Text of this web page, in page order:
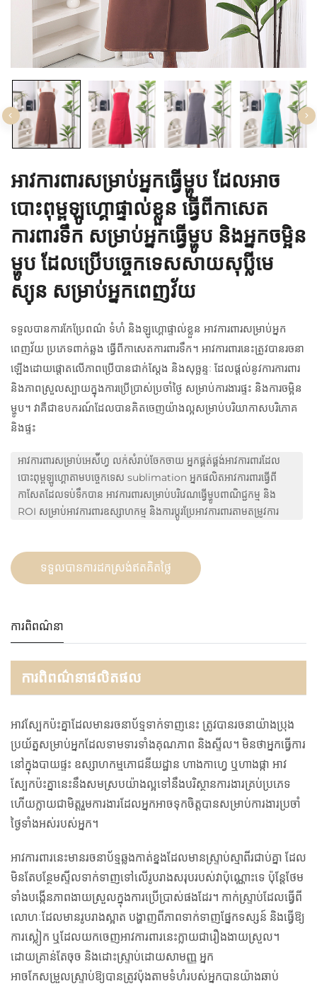
អាវការពារសម្រាប់អ្នកធ្វើម្ហូប ដែលអាច
បោះពុម្ពឡូហ្គោផ្ទាល់ខ្លួន ធ្វើពីកាសេត
ការពារទឹក សម្រាប់អ្នកធ្វើម្ហូប និងអ្នកចម្អិន
ម្ហូប ដែលប្រើបច្ចេកទេសសាយសុប្លីមេ
ស្យុន សម្រាប់អ្នកពេញវ័យ
ទទួលបានការកែប្រែពណ៌ ទំហំ និងឡូហ្គោផ្ទាល់ខ្លួន អាវការពារសម្រាប់អ្នក
ពេញវ័យ ប្រភេទពាក់ឆ្លង ធ្វើពីកាសេតការពារទឹក។ អាវការពារនេះត្រូវបានរចនា
ឡើងដោយផ្តោតលើភាពប្រើបានជាក់ស្តែង និងសុច្ឆន្ទៈ ដែលផ្តល់នូវការការពារ
និងភាពស្រួលស្បាយក្នុងការប្រើប្រាស់ប្រចាំថ្ងៃ សម្រាប់ការងារផ្ទះ និងការចម្អិន
ម្ហូប។ វាគឺជាឧបករណ៍ដែលបានគិតចេញយ៉ាងល្អសម្រាប់បរិយាកាសបរិភោគ
និងផ្ទះ
អាវការពារសម្រាប់អេស៉ីហ្វ លក់សំរាប់ចែកចាយ អ្នកផ្គត់ផ្គង់អាវការពារដែល
បោះពុម្ពឡូហ្គោតាមបច្ចេកទេស sublimation អ្នកផលិតអាវការពារធ្វើពី
កាសែតដែលទប់ទឹកបាន អាវការពារសម្រាប់បរិវេណធ្វើម្ហូបពាណិជ្ជកម្ម និង
ROI សម្រាប់អាវការពារឧស្សាហកម្ម និងការប្ដូរប្រែអាវការពារតាមតម្រូវការ
ទទួលបានការដកស្រង់ឥតគិតថ្លៃ
ការពិពណ៌នា
ការពិពណ៌នាផលិតផល
អាវស្បែកប៉ះគ្នាដែលមានរចនាប័ទ្មទាក់ទាញនេះ ត្រូវបានរចនាយ៉ាងប្រុង
ប្រយ័ត្នសម្រាប់អ្នកដែលទាមទារទាំងគុណភាព និងស្ទីល។ មិនថាអ្នកធ្វើការ
នៅក្នុងបាយផ្ទះ ឧស្សាហកម្មភោជនីយដ្ឋាន ហាងកាហ្វេ ឬហាងផ្កា អាវ
ស្បែកប៉ះគ្នានេះនឹងសមស្របយ៉ាងល្អទៅនឹងបរិស្ថានការងារគ្រប់ប្រភេទ
ហើយក្លាយជាមិត្តរួមការងារដែលអ្នកអាចទុកចិត្តបានសម្រាប់ការងារប្រចាំ
ថ្ងៃទាំងអស់របស់អ្នក។
អាវការពារនេះមានរចនាប័ទ្មឆ្លងកាត់ខ្នងដែលមានស្ទ្រាប់ស្មាពីរជាប់គ្នា ដែល
មិនតែបន្ថែមស្ទីលទាក់ទាញទៅលើរូបរាងសរុបរបស់វាប៉ុណ្ណោះទេ ប៉ុន្តែថែម
ទាំងបង្កើនភាពងាយស្រួលក្នុងការប្រើប្រាស់ផងដែរ។ កាក់ស្ទ្រាប់ដែលធ្វើពី
លោហៈដែលមានរូបរាងស្អាត បង្ហាញពីភាពទាក់ទាញផ្នែកទស្សន៍ និងធ្វើឱ្យ
ការស្លៀក ឬដែលយកចេញអាវការពារនេះក្លាយជារឿងងាយស្រួល។
ដោយគ្រាន់តែចុច និងដោះស្ទ្រាប់ដោយសាមញ្ញ អ្នក
អាចកែសម្រួលស្ទ្រាប់ឱ្យបានត្រូវប៉ុងតាមទំហំរបស់អ្នកបានយ៉ាងឆាប់